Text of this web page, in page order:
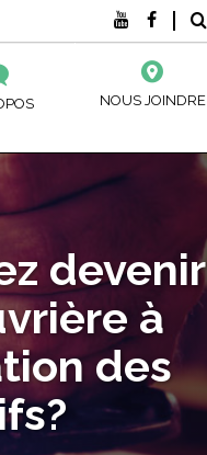
DES ADULTES
DES COMPÉTENCES
ET ÉVÉNEMENTS
NOUS JOINDRE
devenir
à
des